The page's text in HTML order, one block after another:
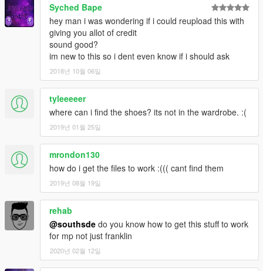
Syched Bape
hey man i was wondering if i could reupload this with
giving you allot of credit
sound good?
im new to this so i dent even know if i should ask
2018년 10월 06일
tyleeeeer
where can i find the shoes? its not in the wardrobe. :(
2019년 01월 25일
mrondon130
how do i get the files to work :((( cant find them
2019년 08월 19일
rehab
@southsde do you know how to get this stuff to work
for mp not just franklin
2020년 02월 12일